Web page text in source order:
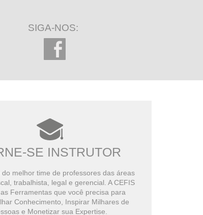
SIGA-NOS:
SE INSTRUTOR
do melhor time de professores das áreas
trabalhista, legal e gerencial. A CEFIS
Ferramentas que você precisa para
Conhecimento, Inspirar Milhares de
e Monetizar sua Expertise.